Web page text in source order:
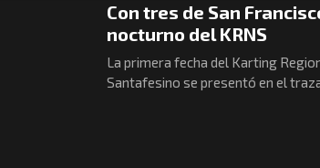
Con tres de San
nocturno del KRNS
La primera fecha del Karting
Santafesino se presentó en el